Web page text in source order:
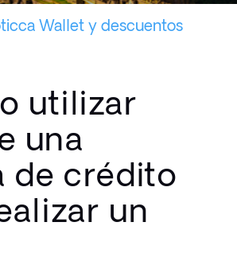
Wallet y descuentos
utilizar
una
de crédito
un